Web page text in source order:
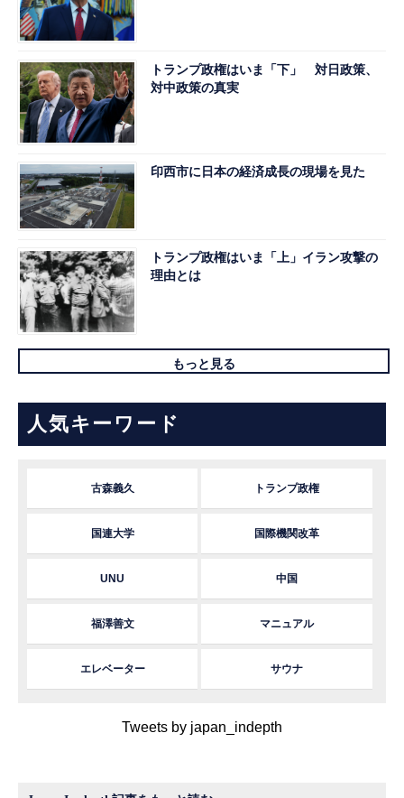
トランプ政権はいま「下」 対日政策、
対中政策の真実
印西市に日本の経済成長の現場を見た
トランプ政権はいま「上」イラン攻撃の
理由とは
もっと見る
人気キーワード
古森義久 トランプ政権
国連大学 国際機関改革
UNU 中国
福澤善文 マニュアル
エレベーター サウナ
Tweets by japan_indepth